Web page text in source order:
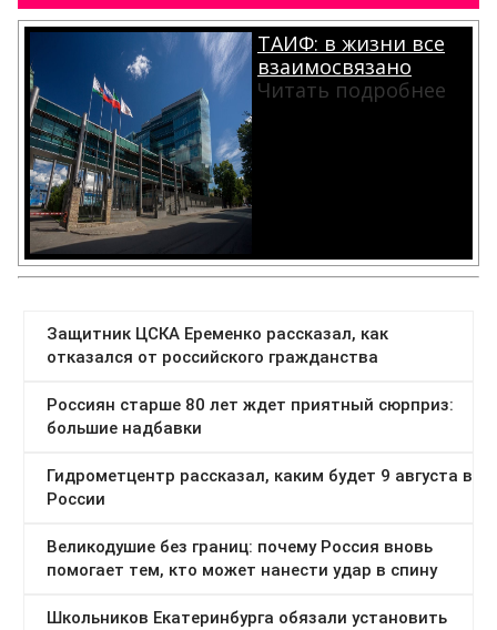
ТАИФ: в жизни все
взаимосвязано
Читать подробнее